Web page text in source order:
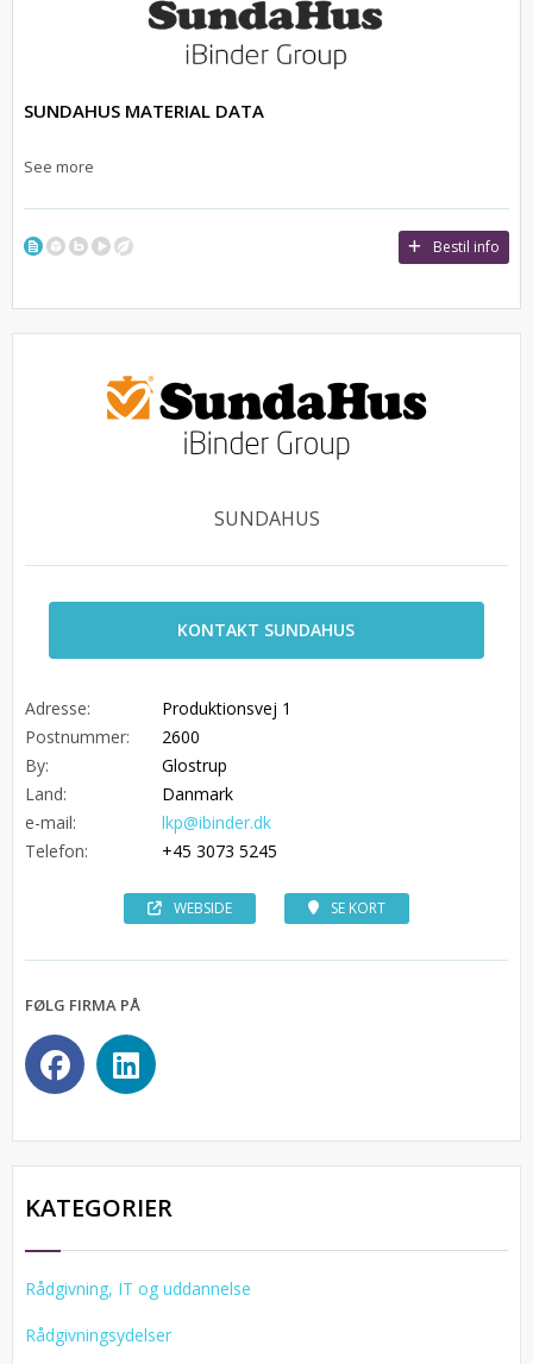
SUNDAHUS MATERIAL DATA
See more
Bestil info
SUNDAHUS
KONTAKT SUNDAHUS
Adresse:
Produktionsvej 1
Postnummer:
2600
By:
Glostrup
Land:
Danmark
e-mail:
lkp@ibinder.dk
Telefon:
+45 3073 5245
WEBSIDE SE KORT
FØLG FIRMA PÅ
KATEGORIER
Rådgivning, IT og uddannelse
Rådgivningsydelser